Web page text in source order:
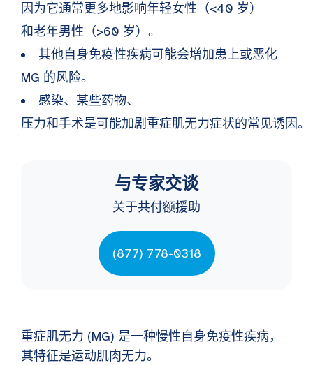
因为它通常更多地影响年轻女性（<40 岁）
和老年男性（>60 岁）。
其他自身免疫性疾病可能会增加患上或恶化
MG 的风险。
感染、某些药物、
压力和手术是可能加剧重症肌无力症状的常见诱因。
与专家交谈
关于共付额援助
(877) 778-0318
重症肌无力 (MG) 是一种慢性自身免疫性疾病，
其特征是运动肌肉无力。